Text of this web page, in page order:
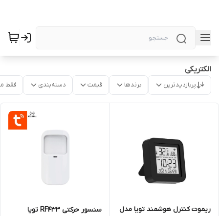
الکتریکی
پربازدیدترین برندها قیمت دسته‌بندی فقط
ریموت کنترل هوشمند تویا مدل
سنسور حرکتی RF433 تویا